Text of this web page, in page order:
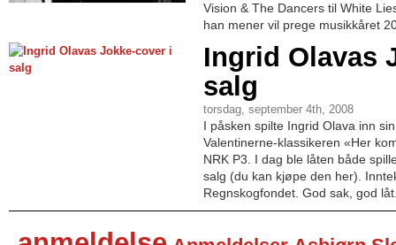
Vision & The Dancers til White
han mener vil prege musikkåret
Ingrid Olavas
salg
torsdag, september 4th, 2008
I påsken spilte Ingrid Olava inn
Valentinerne-klassikeren «Her
NRK P3. I dag ble låten både
salg (du kan kjøpe den her).
Regnskogfondet. God sak, god